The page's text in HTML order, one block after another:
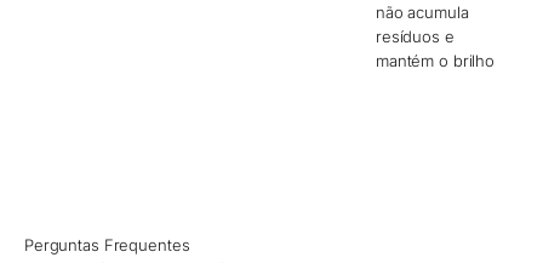
não acumula
resíduos e
mantém o brilho
Perguntas Frequentes